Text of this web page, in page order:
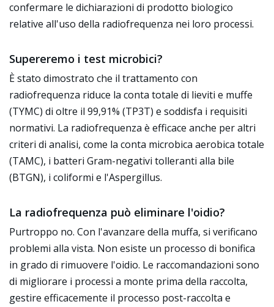
confermare le dichiarazioni di prodotto biologico
relative all'uso della radiofrequenza nei loro processi.
Supereremo i test microbici?
È stato dimostrato che il trattamento con
radiofrequenza riduce la conta totale di lieviti e muffe
(TYMC) di oltre il 99,91% (TP3T) e soddisfa i requisiti
normativi. La radiofrequenza è efficace anche per altri
criteri di analisi, come la conta microbica aerobica totale
(TAMC), i batteri Gram-negativi tolleranti alla bile
(BTGN), i coliformi e l'Aspergillus.
La radiofrequenza può eliminare l'oidio?
Purtroppo no. Con l'avanzare della muffa, si verificano
problemi alla vista. Non esiste un processo di bonifica
in grado di rimuovere l'oidio. Le raccomandazioni sono
di migliorare i processi a monte prima della raccolta,
gestire efficacemente il processo post-raccolta e